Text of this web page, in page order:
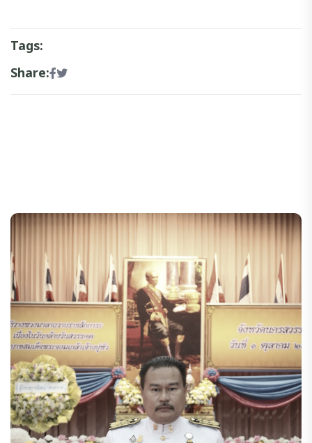
Tags:
Share: